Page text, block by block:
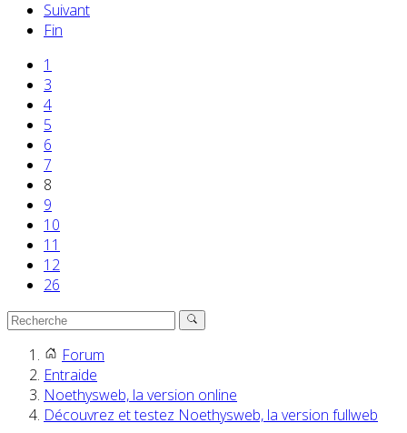
Suivant
Fin
1
3
4
5
6
7
8
9
10
11
12
26
Forum
Entraide
Noethysweb, la version online
Découvrez et testez Noethysweb, la version fullweb